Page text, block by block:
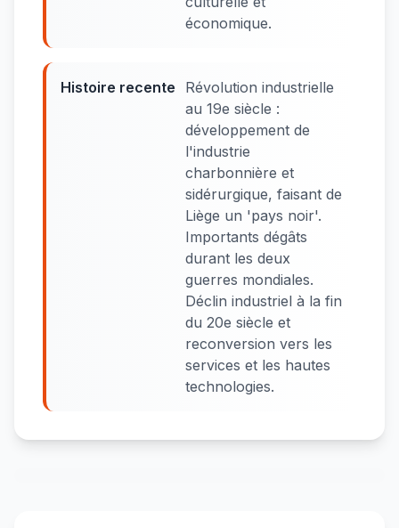
économique.
Histoire recente
Révolution industrielle
au 19e siècle :
développement de
l'industrie
charbonnière et
sidérurgique, faisant de
Liège un 'pays noir'.
Importants dégâts
durant les deux
guerres mondiales.
Déclin industriel à la fin
du 20e siècle et
reconversion vers les
services et les hautes
technologies.